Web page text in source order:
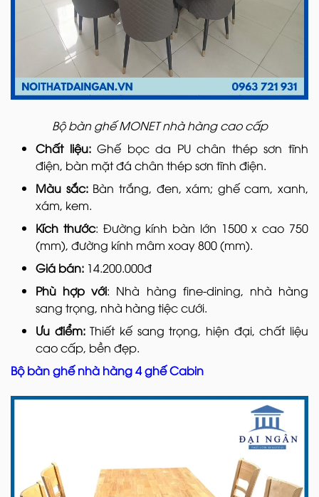
Bộ bàn ghế MONET nhà hàng cao cấp
Chất liệu:Ghế bọc da PU chân thép sơn tĩnh
điện, bàn mặt đá chân thép sơn tĩnh điện.
Màu sắc:Bàn trắng, đen, xám; ghế cam, xanh,
xám, kem.
Kích thước: Đường kính bàn lớn 1500 x cao 750
(mm), đường kính mâm xoay 800 (mm).
Giá bán: 14.200.000đ
Phù hợp với: Nhà hàng fine-dining, nhà hàng
sang trọng, nhà hàng tiệc cưới.
Ưu điểm:Thiết kế sang trọng, hiện đại, chất liệu
cao cấp, bền đẹp.
Bộ bàn ghế nhà hàng 4 ghế Cabin